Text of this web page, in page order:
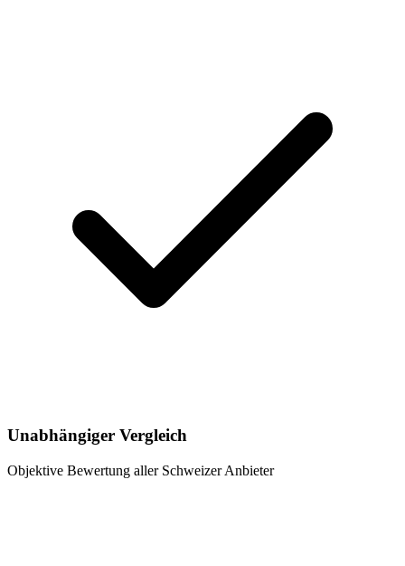
Unabhängiger Vergleich
Objektive Bewertung aller Schweizer Anbieter